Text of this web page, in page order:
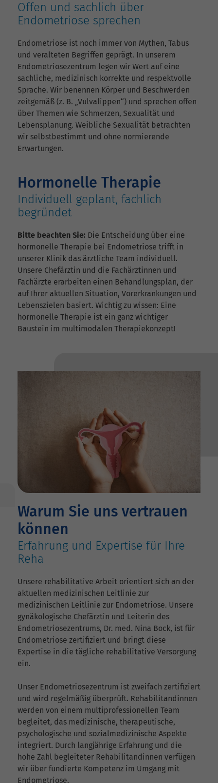
Offen und sachlich über
Endometriose sprechen
Endometriose ist noch immer von Mythen, Tabus
und veralteten Begriffen geprägt. In unserem
Endometriosezentrum legen wir Wert auf eine
sachliche, medizinisch korrekte und respektvolle
Sprache. Wir benennen Körper und Beschwerden
zeitgemäß (z. B. „Vulvalippen“) und sprechen offen
über Themen wie Schmerzen, Sexualität und
Lebensplanung. Weibliche Sexualität betrachten
wir selbstbestimmt und ohne normierende
Erwartungen.
Hormonelle Therapie
Individuell geplant, fachlich
begründet
Bitte beachten Sie: Die Entscheidung über eine
hormonelle Therapie bei Endometriose trifft in
unserer Klinik das ärztliche Team individuell.
Unsere Chefärztin und die Fachärztinnen und
Fachärzte erarbeiten einen Behandlungsplan, der
auf Ihrer aktuellen Situation, Vorerkrankungen und
Lebenszielen basiert. Wichtig zu wissen: Eine
hormonelle Therapie ist ein ganz wichtiger
Baustein im multimodalen Therapiekonzept!
Warum Sie uns vertrauen
können
Erfahrung und Expertise für Ihre
Reha
Unsere rehabilitative Arbeit orientiert sich an der
aktuellen medizinischen Leitlinie zur
medizinischen Leitlinie zur Endometriose. Unsere
gynäkologische Chefärztin und Leiterin des
Endometriosezentrums, Dr. med. Nina Bock, ist für
Endometriose zertifiziert und bringt diese
Expertise in die tägliche rehabilitative Versorgung
ein.
Unser Endometriosezentrum ist zweifach zertifiziert
und wird regelmäßig überprüft. Rehabilitandinnen
werden von einem multiprofessionellen Team
begleitet, das medizinische, therapeutische,
psychologische und sozialmedizinische Aspekte
integriert. Durch langjährige Erfahrung und die
hohe Zahl begleiteter Rehabilitandinnen verfügen
wir über fundierte Kompetenz im Umgang mit
Endometriose.